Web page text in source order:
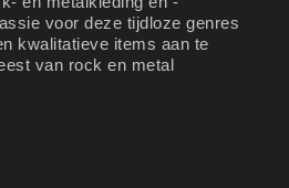
voor deze tijdloze genres
kwalitatieve items aan te
van rock en metal